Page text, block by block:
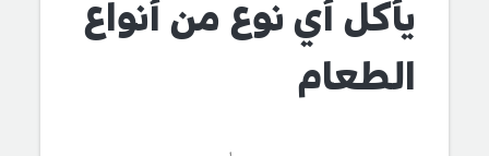
يأكل أي نوع من أنواع
الطعام